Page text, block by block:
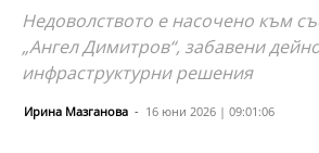
Недоволството е насочено към
„Ангел Димитров“, забавени
инфраструктурни решения
Ирина Мазганова - 16 юни 2026 | 09:01:06